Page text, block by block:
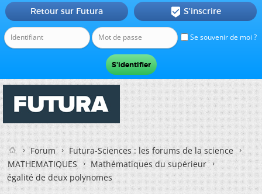
Se souvenir de moi ?
Retour sur Futura  S'inscrire
Forum
Futura-Sciences : les forums de la science
MATHEMATIQUES
Mathématiques du supérieur
égalité de deux polynomes